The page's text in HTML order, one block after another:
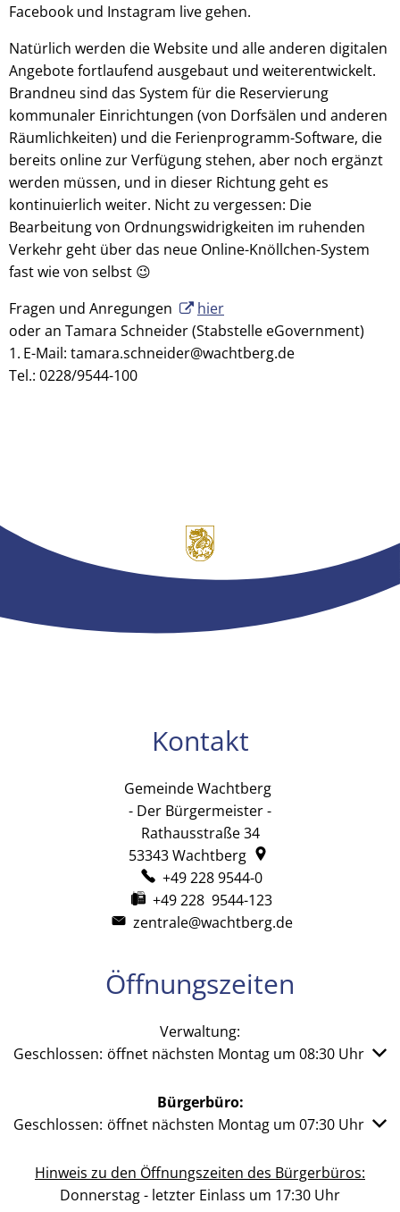
Facebook und Instagram live gehen.
Natürlich werden die Website und alle anderen digitalen
Angebote fortlaufend ausgebaut und weiterentwickelt.
Brandneu sind das System für die Reservierung
kommunaler Einrichtungen (von Dorfsälen und anderen
Räumlichkeiten) und die Ferienprogramm-Software, die
bereits online zur Verfügung stehen, aber noch ergänzt
werden müssen, und in dieser Richtung geht es
kontinuierlich weiter. Nicht zu vergessen: Die
Bearbeitung von Ordnungswidrigkeiten im ruhenden
Verkehr geht über das neue Online-Knöllchen-System
fast wie von selbst 😉
Fragen und Anregungen
hier
oder an Tamara Schneider (Stabstelle eGovernment)
E-Mail: tamara.schneider@wachtberg.de
Tel.: 0228/9544-100
Kontakt
Gemeinde Wachtberg
- Der Bürgermeister -
Rathausstraße 34
53343Wachtberg
+49 228 9544-0
+49 228 9544-123
zentrale@wachtberg.de
Öffnungszeiten
Verwaltung:
Klicken, um weitere Öffnungs- oder Schließzeiten
Geschlossen: öffnet nächsten Montag um 08:30 Uhr
Bürgerbüro:
Klicken, um weitere Öffnungs- oder Schließzeiten
Geschlossen: öffnet nächsten Montag um 07:30 Uhr
Hinweis zu den Öffnungszeiten des Bürgerbüros:
Donnerstag - letzter Einlass um 17:30 Uhr